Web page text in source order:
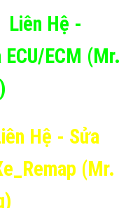
Liên Hệ -
ECM (Mr.
Hệ - Sửa
(Mr.